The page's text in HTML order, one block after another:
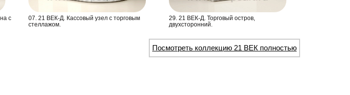
с
07. 21 ВЕК-Д. Кассовый узел с торговым
стеллажом.
29. 21 ВЕК-Д. Торговый остров,
двухсторонний.
Посмотреть коллекцию 21 ВЕК полностью